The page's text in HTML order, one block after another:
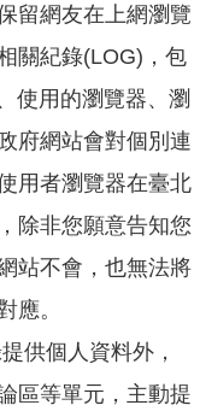
留網友在上網瀏覽
關紀錄(LOG)，包
使用的瀏覽器、瀏
府網站會對個別連
用者瀏覽器在臺北
除非您願意告知您
站不會，也無法將
應。
供個人資料外，
區等單元，主動提